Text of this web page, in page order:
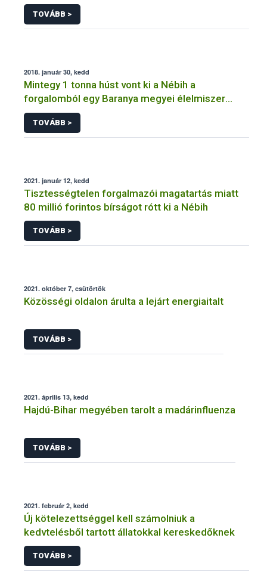
TOVÁBB >
2018. január 30, kedd
Mintegy 1 tonna húst vont ki a Nébih a
forgalomból egy Baranya megyei élelmiszer
előállító egységben
TOVÁBB >
2021. január 12, kedd
Tisztességtelen forgalmazói magatartás miatt
80 millió forintos bírságot rótt ki a Nébih
TOVÁBB >
2021. október 7, csütörtök
Közösségi oldalon árulta a lejárt energiaitalt
TOVÁBB >
2021. április 13, kedd
Hajdú-Bihar megyében tarolt a madárinfluenza
TOVÁBB >
2021. február 2, kedd
Új kötelezettséggel kell számolniuk a
kedvtelésből tartott állatokkal kereskedőknek
TOVÁBB >